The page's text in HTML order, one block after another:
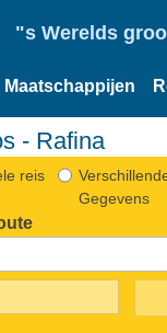
"s Werelds
Maatschappijen
- Rafina
reis
Gegevens